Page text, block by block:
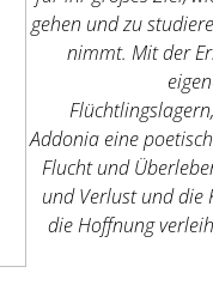
gehen und zu
nimmt. Mit der
Addonia eine
Flucht und
und Verlust und die
die Hoffnung